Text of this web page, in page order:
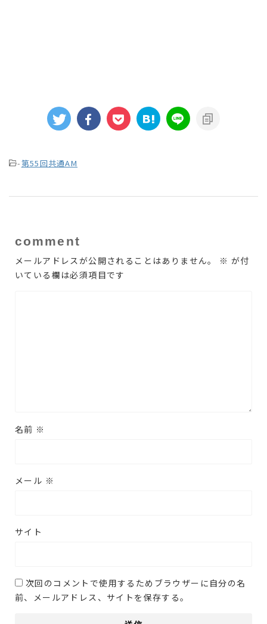
-第55回共通AM
comment
メールアドレスが公開されることはありません。 ※ が付
いている欄は必須項目です
名前 ※
メール ※
サイト
次回のコメントで使用するためブラウザーに自分の名
前、メールアドレス、サイトを保存する。